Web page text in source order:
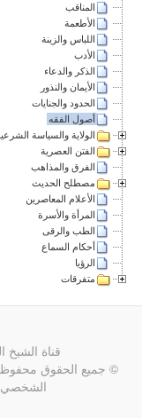
المناقب
الأطعمة
اللباس والزينة
الأدب
الذكر والدعاء
الأيمان والنذور
الحدود والجنايات
أصول الفقه
الولاية والسياسة
الفتن العصرية
الفرق والمذاهب
مصطلح الحديث
الأعلام المعاصرين
المرأة والأسرة
الطب والرقى
أحكام السماع
الرؤيا
متفرقات
قناة الشيخ
© جميع الحقوق